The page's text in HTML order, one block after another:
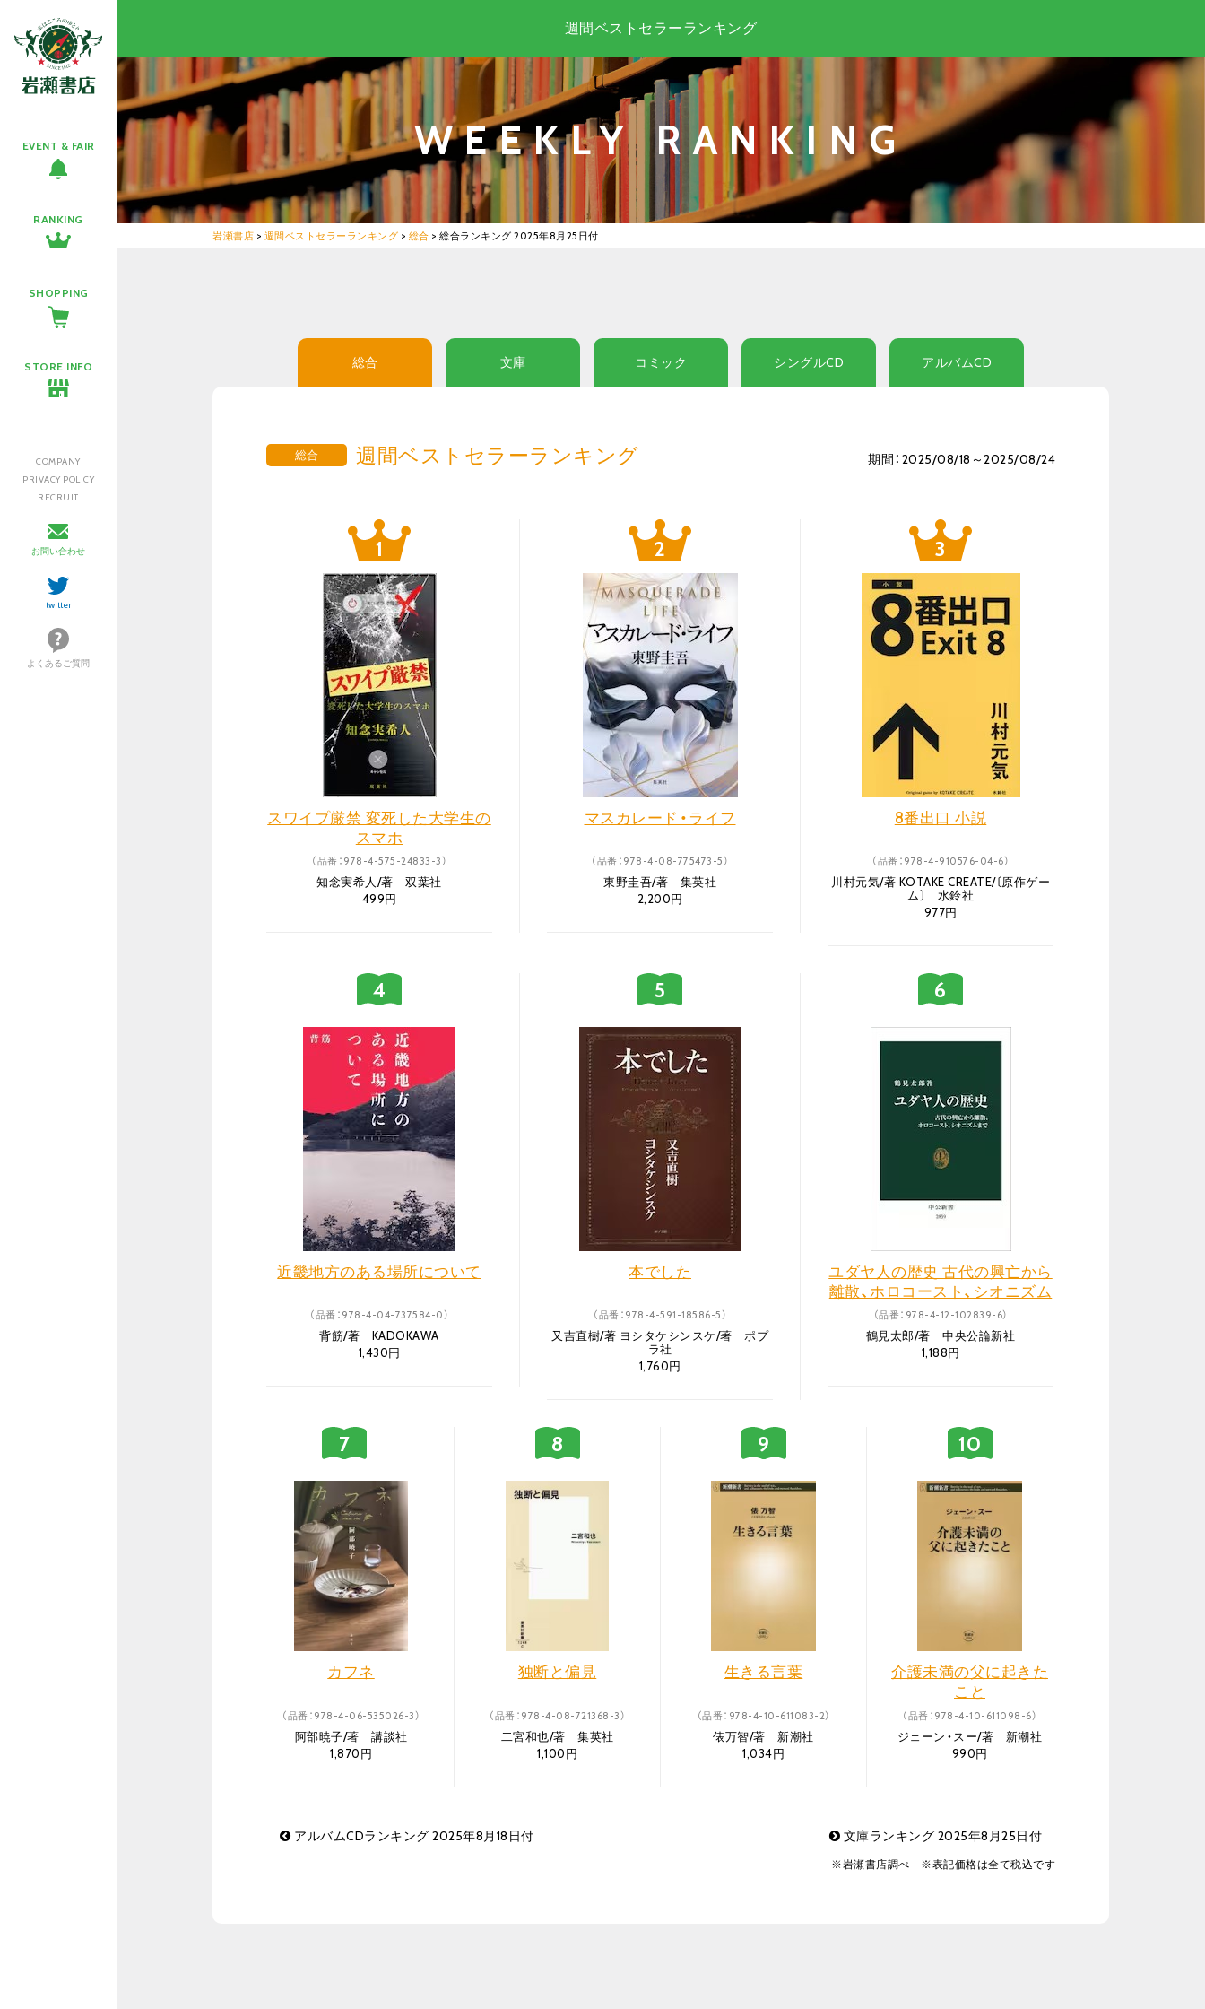
EVENT & FAIR
RANKING
SHOPPING
STORE INFO
COMPANY
PRIVACY POLICY
RECRUIT
お問い合わせ
twitter
よくあるご質問
週間ベストセラーランキング
WEEKLY RANKING
岩瀬書店 > 週間ベストセラーランキング > 総合 > 総合ランキング 2025年8月25日付
総合 文庫 コミック シングルCD アルバムCD
総合 週間ベストセラーランキング 期間：2025/08/18～2025/08/24
スワイプ厳禁 変死した大学生の
スマホ
（品番：978-4-575-24833-3）
知念実希人/著 双葉社
499円
マスカレード・ライフ
（品番：978-4-08-775473-5）
東野圭吾/著 集英社
2,200円
8番出口 小説
（品番：978-4-910576-04-6）
川村元気/著 KOTAKE CREATE/〔原作ゲー
ム〕 水鈴社
977円
近畿地方のある場所について
（品番：978-4-04-737584-0）
背筋/著 KADOKAWA
1,430円
本でした
（品番：978-4-591-18586-5）
又吉直樹/著 ヨシタケシンスケ/著 ポプ
ラ社
1,760円
ユダヤ人の歴史 古代の興亡から
離散、ホロコースト、シオニズム
まで
（品番：978-4-12-102839-6）
鶴見太郎/著 中央公論新社
1,188円
カフネ
（品番：978-4-06-535026-3）
阿部暁子/著 講談社
1,870円
独断と偏見
（品番：978-4-08-721368-3）
二宮和也/著 集英社
1,100円
生きる言葉
（品番：978-4-10-611083-2）
俵万智/著 新潮社
1,034円
介護未満の父に起きた
こと
（品番：978-4-10-611098-6）
ジェーン・スー/著 新潮社
990円
アルバムCDランキング 2025年8月18日付 文庫ランキング 2025年8月25日付
※岩瀬書店調べ ※表記価格は全て税込です